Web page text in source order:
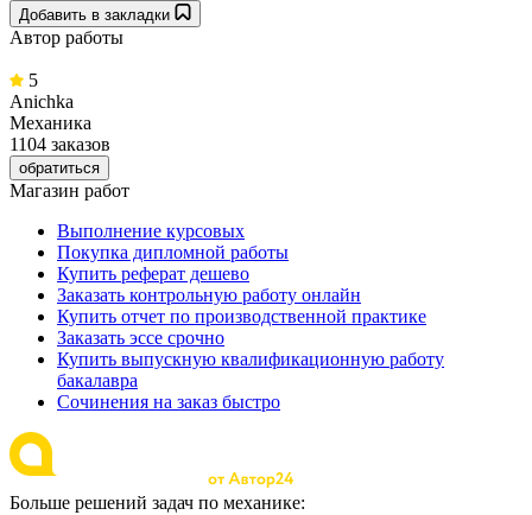
Добавить в закладки
Автор работы
5
Anichka
Механика
1104 заказов
обратиться
Магазин работ
Выполнение курсовых
Покупка дипломной работы
Купить реферат дешево
Заказать контрольную работу онлайн
Купить отчет по производственной практике
Заказать эссе срочно
Купить выпускную квалификационную работу
бакалавра
Сочинения на заказ быстро
Больше решений задач по механике: